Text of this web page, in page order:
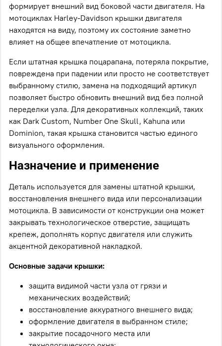
формирует внешний вид боковой части двигателя. На
мотоциклах Harley-Davidson крышки двигателя
находятся на виду, поэтому их состояние заметно
влияет на общее впечатление от мотоцикла.
Если штатная крышка поцарапана, потеряла покрытие,
повреждена при падении или просто не соответствует
выбранному стилю, замена на подходящий артикул
позволяет быстро обновить внешний вид без полной
переделки узла. Для декоративных коллекций, таких
как Dark Custom, Number One Skull, Kahuna или
Dominion, такая крышка становится частью единого
визуального оформления.
Назначение и применение
Деталь используется для замены штатной крышки,
восстановления внешнего вида или персонализации
мотоцикла. В зависимости от конструкции она может
закрывать технологическое отверстие, защищать
крепеж, дополнять корпус двигателя или служить
акцентной декоративной накладкой.
Основные задачи крышки:
защита видимой части узла от грязи и
механических воздействий;
восстановление аккуратного внешнего вида;
оформление двигателя в выбранном стиле;
закрытие посадочного места или